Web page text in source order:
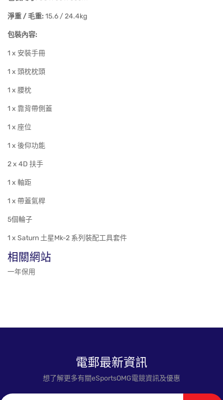
淨重 / 毛重: 15.6 / 24.4kg
包裝內容:
1 x 安裝手冊
1 x 頭枕枕頭
1 x 腰枕
1 x 靠背帶側蓋
1 x 座位
1 x 後仰功能
2 x 4D 扶手
1 x 軸距
1 x 帶蓋氣桿
5個輪子
1 x Saturn 土星Mk-2 系列裝配工具套件
相關網站
一年保用
電郵最新資訊
想了解更多有關eSportsOMG電競資訊及優惠